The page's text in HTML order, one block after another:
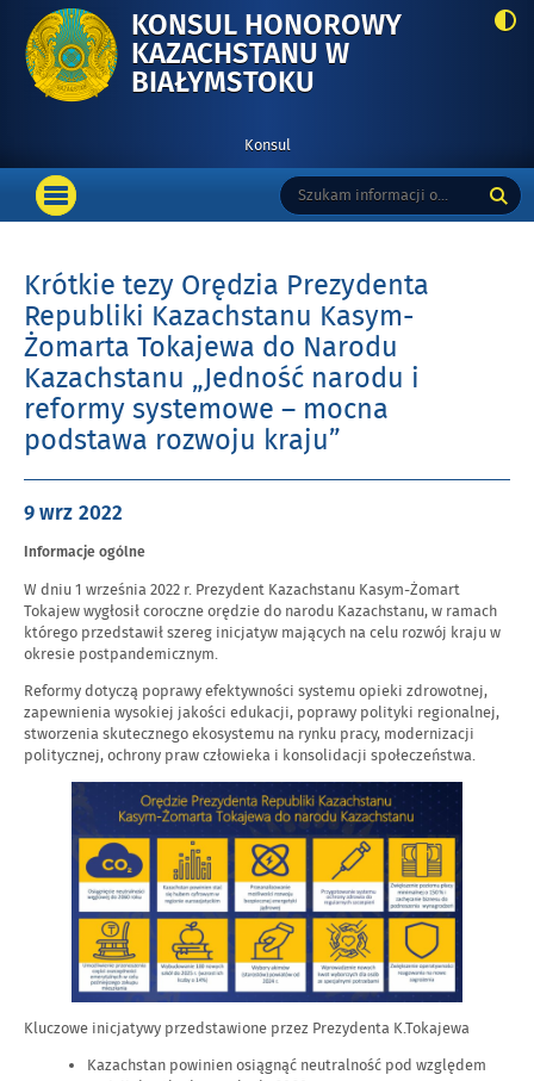
KONSUL HONOROWY
KAZACHSTANU W
BIAŁYMSTOKU
ORĘDZIA
PREZYDENTA
REPUBLIKI
KASYM-
ŻOMARTA
TOKAJEWA
DO
NARODU
KAZACHSTANU
„JEDNOŚĆ
NARODU
–
MOCNA
ROZWOJU
KRAJU”
Konsul
Wyszukiwarka
Tutaj
wpisz
szukaną
Menu
podstawowe
OTWÓRZ
MENU
Krótkie tezy Orędzia Prezydenta
Republiki Kazachstanu Kasym-
Żomarta Tokajewa do Narodu
Kazachstanu „Jedność narodu i
reformy systemowe – mocna
podstawa rozwoju kraju”
Opublikowano
dniu
9 wrz 2022
Informacje ogólne
W dniu 1 września 2022 r. Prezydent Kazachstanu Kasym-Żomart
Tokajew wygłosił coroczne orędzie do narodu Kazachstanu, w ramach
którego przedstawił szereg inicjatyw mających na celu rozwój kraju w
okresie postpandemicznym.
Reformy dotyczą poprawy efektywności systemu opieki zdrowotnej,
zapewnienia wysokiej jakości edukacji, poprawy polityki regionalnej,
stworzenia skutecznego ekosystemu na rynku pracy, modernizacji
politycznej, ochrony praw człowieka i konsolidacji społeczeństwa.
Kluczowe inicjatywy przedstawione przez Prezydenta K.Tokajewa
Kazachstan powinien osiągnąć neutralność pod względem